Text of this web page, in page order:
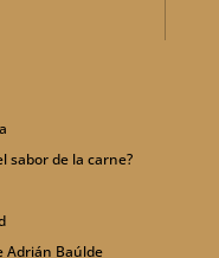
sabor de la carne?
Adrián Baúlde